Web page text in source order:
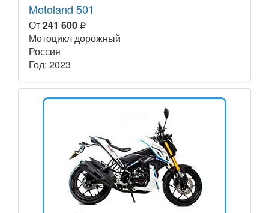
Motoland 501
От241 600
Мотоцикл дорожный
Россия
Год: 2023